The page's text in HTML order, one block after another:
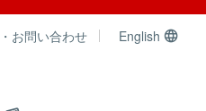
お問い合わせ English